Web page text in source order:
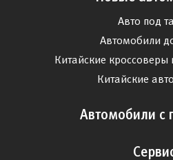
Авто под
Автомобили
Китайские
Китайские
Автомобили с